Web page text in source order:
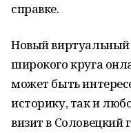
справке.
Новый
широкого круга
может быть
историку, так и
визит в Соловецкий